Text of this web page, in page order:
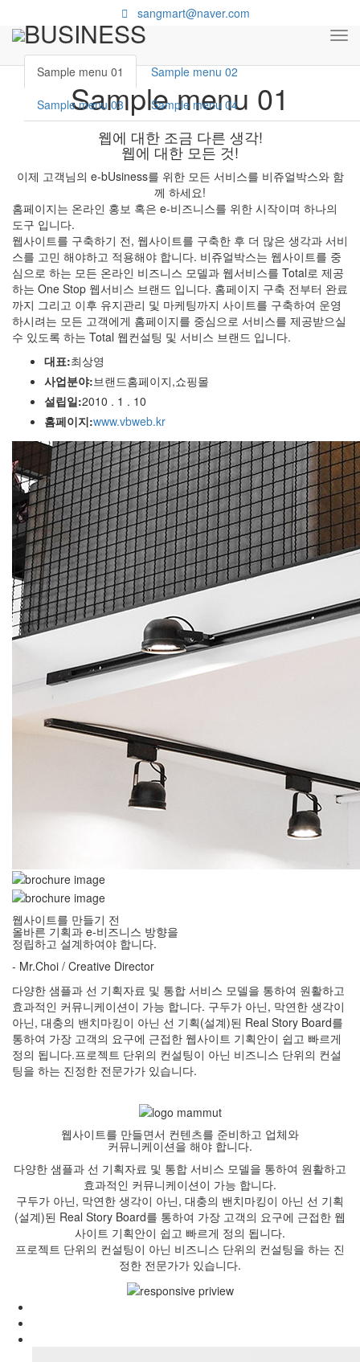
sangmart@naver.com
Sample menu 01
BUSINESS
Sample menu 01 Sample menu 02
Sample menu 03 Sample menu 04
웹에 대한 조금 다른 생각!
웹에 대한 모든 것!
이제 고객님의 e-bUsiness를 위한 모든 서비스를 비쥬얼박스와 함
께 하세요!
홈페이지는 온라인 홍보 혹은 e-비즈니스를 위한 시작이며 하나의
도구 입니다.
웹사이트를 구축하기 전, 웹사이트를 구축한 후 더 많은 생각과 서비
스를 고민 해야하고 적용해야 합니다. 비쥬얼박스는 웹사이트를 중
심으로 하는 모든 온라인 비즈니스 모델과 웹서비스를 Total로 제공
하는 One Stop 웹서비스 브랜드 입니다. 홈페이지 구축 전부터 완료
까지 그리고 이후 유지관리 및 마케팅까지 사이트를 구축하여 운영
하시려는 모든 고객에게 홈페이지를 중심으로 서비스를 제공받으실
수 있도록 하는 Total 웹컨설팅 및 서비스 브랜드 입니다.
대표:최상영
사업분야:브랜드홈페이지,쇼핑몰
설립일:2010 . 1 . 10
홈페이지:www.vbweb.kr
웹사이트를 만들기 전
올바른 기획과 e-비즈니스 방향을
정립하고 설계하여야 합니다.
- Mr.Choi / Creative Director
다양한 샘플과 선 기획자료 및 통합 서비스 모델을 통하여 원활하고
효과적인 커뮤니케이션이 가능 합니다. 구두가 아닌, 막연한 생각이
아닌, 대충의 밴치마킹이 아닌 선 기획(설계)된 Real Story Board를
통하여 가장 고객의 요구에 근접한 웹사이트 기획안이 쉽고 빠르게
정의 됩니다.프로젝트 단위의 컨설팅이 아닌 비즈니스 단위의 컨설
팅을 하는 진정한 전문가가 있습니다.
웹사이트를 만들면서 컨텐츠를 준비하고 업체와
커뮤니케이션을 해야 합니다.
다양한 샘플과 선 기획자료 및 통합 서비스 모델을 통하여 원활하고
효과적인 커뮤니케이션이 가능 합니다.
구두가 아닌, 막연한 생각이 아닌, 대충의 밴치마킹이 아닌 선 기획
(설계)된 Real Story Board를 통하여 가장 고객의 요구에 근접한 웹
사이트 기획안이 쉽고 빠르게 정의 됩니다.
프로젝트 단위의 컨설팅이 아닌 비즈니스 단위의 컨설팅을 하는 진
정한 전문가가 있습니다.